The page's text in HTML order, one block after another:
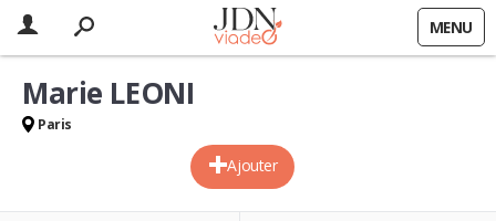
MENU
Ajouter
Marie LEONI
Paris